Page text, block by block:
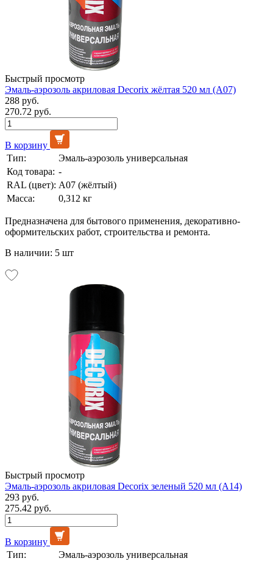
Быстрый просмотр
Эмаль-аэрозоль акриловая Decorix жёлтая 520 мл (А07)
288 руб.
270.72 руб.
В корзину
Тип:
Эмаль-аэрозоль универсальная
Код товара: -
RAL (цвет): А07 (жёлтый)
Масса:
0,312 кг
Предназначена для бытового применения, декоративно-
оформительских работ, строительства и ремонта.
В наличии: 5 шт
Быстрый просмотр
Эмаль-аэрозоль акриловая Decorix зеленый 520 мл (А14)
293 руб.
275.42 руб.
В корзину
Тип:
Эмаль-аэрозоль универсальная